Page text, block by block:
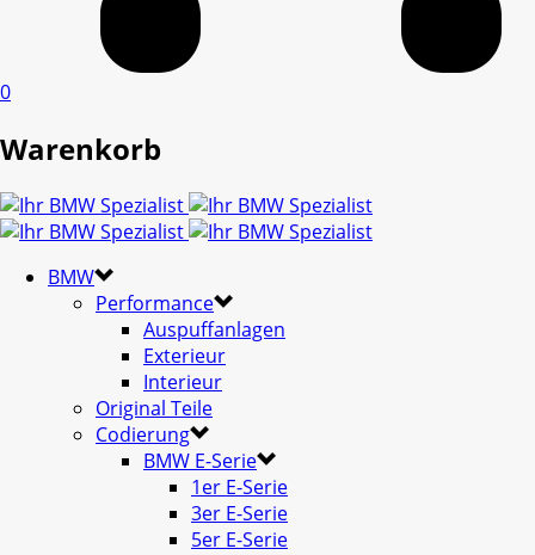
0
Warenkorb
BMW
Performance
Auspuffanlagen
Exterieur
Interieur
Original Teile
Codierung
BMW E-Serie
1er E-Serie
3er E-Serie
5er E-Serie